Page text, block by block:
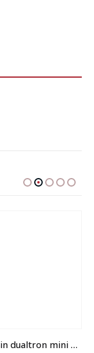
Pneu plein dualtron mini et ToGo